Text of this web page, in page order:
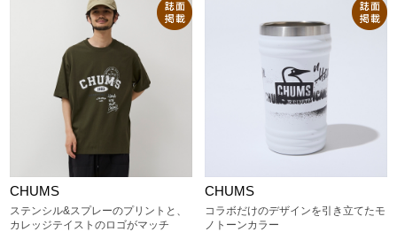
CHUMS
ステンシル&スプレーのプリントと、
カレッジテイストのロゴがマッチ
CHUMS
コラボだけのデザインを引き立てたモ
ノトーンカラー